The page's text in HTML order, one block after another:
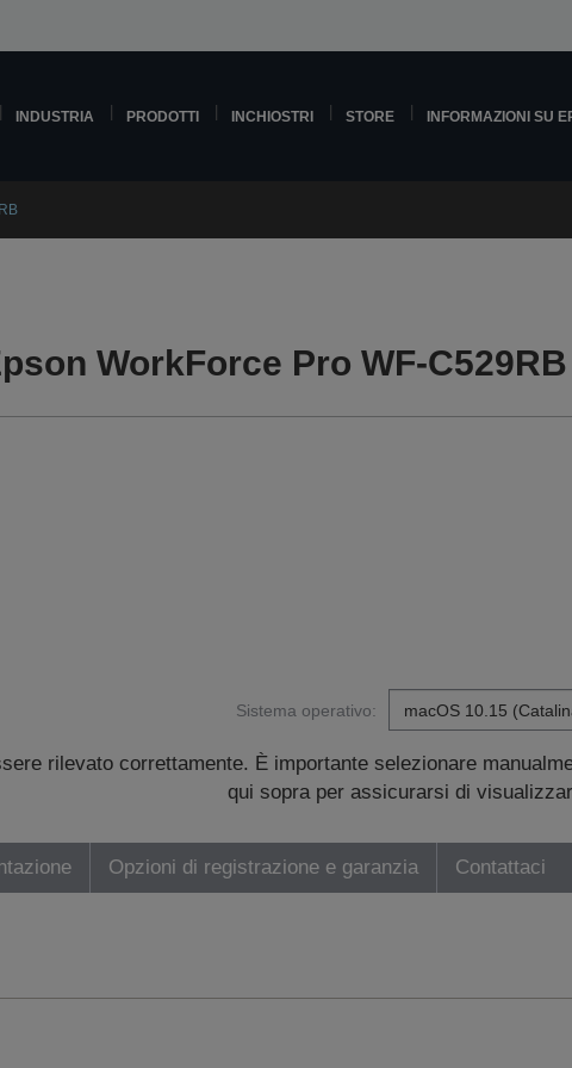
INDUSTRIA PRODOTTI INCHIOSTRI STORE INFORMAZIONI SU
WorkForce Pro WF-
Sistema operativo:
rilevato correttamente. È importante selezionare
qui sopra per assicurarsi di
Opzioni di registrazione e garanzia Contattaci